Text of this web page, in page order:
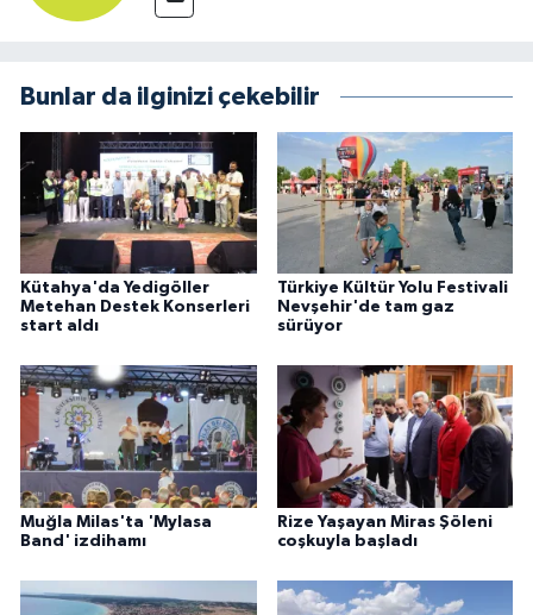
Bunlar da ilginizi çekebilir
Kütahya'da Yedigöller
Metehan Destek Konserleri
start aldı
Türkiye Kültür Yolu Festivali
Nevşehir'de tam gaz
sürüyor
Muğla Milas'ta 'Mylasa
Band' izdihamı
Rize Yaşayan Miras Şöleni
coşkuyla başladı